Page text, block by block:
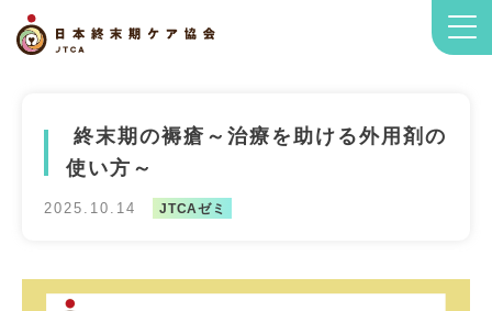
終末期の褥瘡～治療を助ける外用剤の
使い方～
2025.10.14 JTCAゼミ